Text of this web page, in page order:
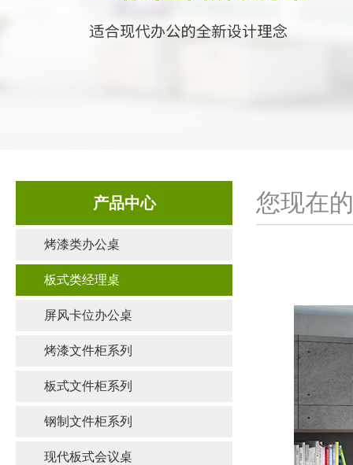
产品中心
烤漆类办公桌
板式类经理桌
屏风卡位办公桌
烤漆文件柜系列
板式文件柜系列
钢制文件柜系列
现代板式会议桌
您现在